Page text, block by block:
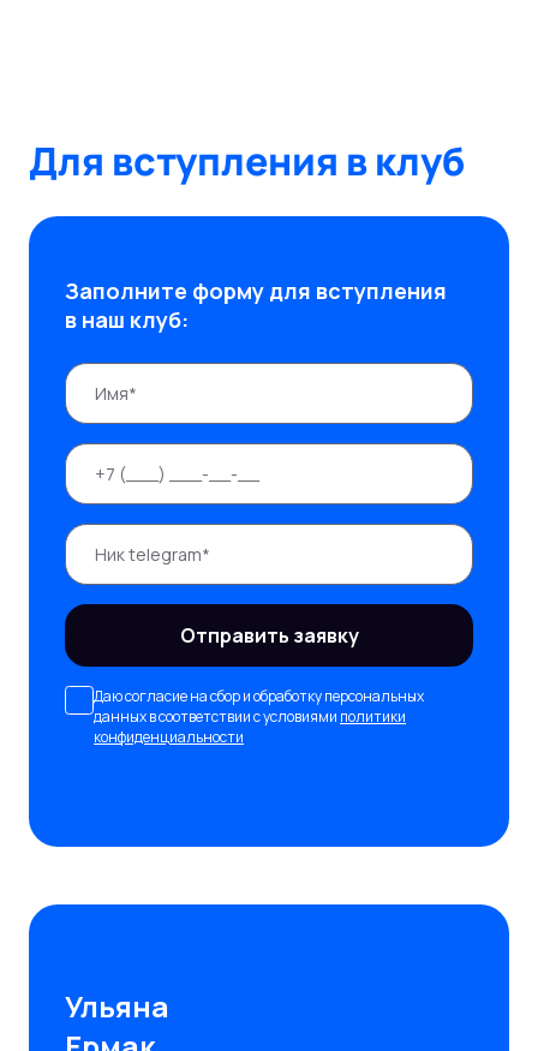
Для вступления в клуб
Ульяна
Заполните форму для вступления
в наш клуб:
Отправить заявку
Даю согласие на сбор и обработку персональных
данных в соответствии с условиями политики
конфиденциальности